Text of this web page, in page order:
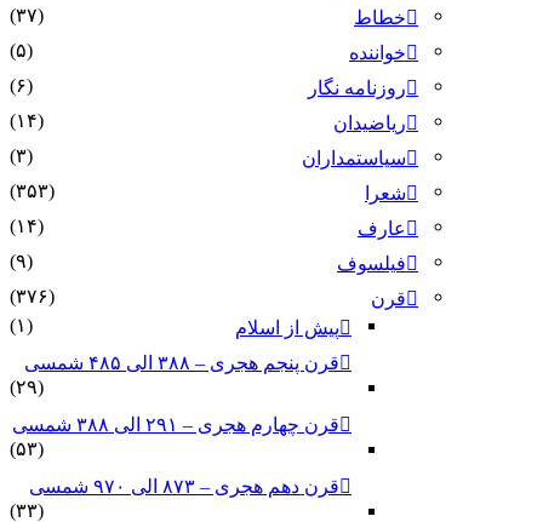
خطاط
(۳۷)
خواننده
(۵)
روزنامه نگار
(۶)
ریاضیدان
(۱۴)
سیاستمداران
(۳)
شعرا
(۳۵۳)
عارف
(۱۴)
فیلسوف
(۹)
قرن
(۳۷۶)
پیش از اسلام
(۱)
قرن پنجم هجری – ۳۸۸ الی ۴۸۵ شمسی
(۲۹)
قرن چهارم هجری – ۲۹۱ الی ۳۸۸ شمسی
(۵۳)
قرن دهم هجری – ۸۷۳ الی ۹۷۰ شمسی
(۳۳)